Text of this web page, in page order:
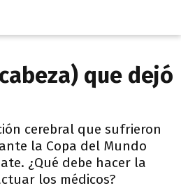
que dejó
cerebral que sufrieron
la Copa del Mundo
¿Qué debe hacer la
los médicos?